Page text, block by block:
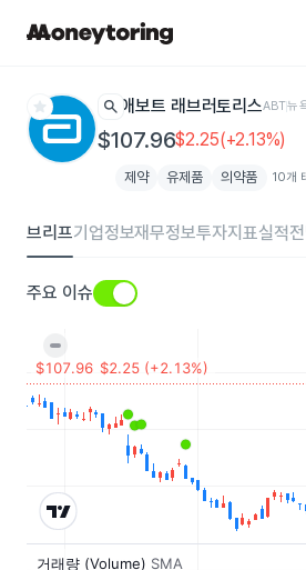
star search 애보트 래브러토리스ABT뉴
$107.96$2.25(+2.13%)
제약 유제품 의약품 10개
브리프기업정보재무정보투자지표실적
주요 이슈